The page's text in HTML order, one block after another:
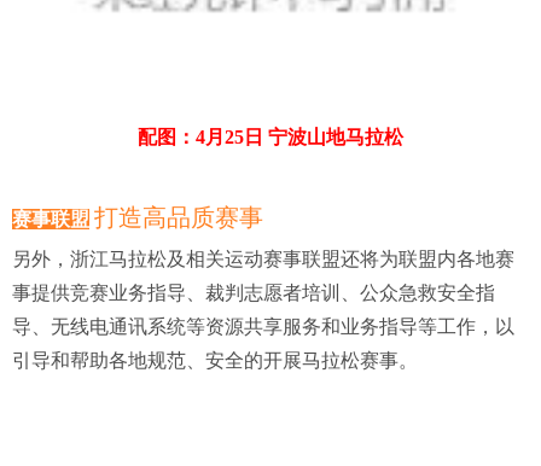
配图：4月25日 宁波山地马拉松
赛事联盟 打造高品质赛事
另外，浙江马拉松及相关运动赛事联盟还将为联盟内各地赛
事提供竞赛业务指导、裁判志愿者培训、公众急救安全指
导、无线电通讯系统等资源共享服务和业务指导等工作，以
引导和帮助各地规范、安全的开展马拉松赛事。